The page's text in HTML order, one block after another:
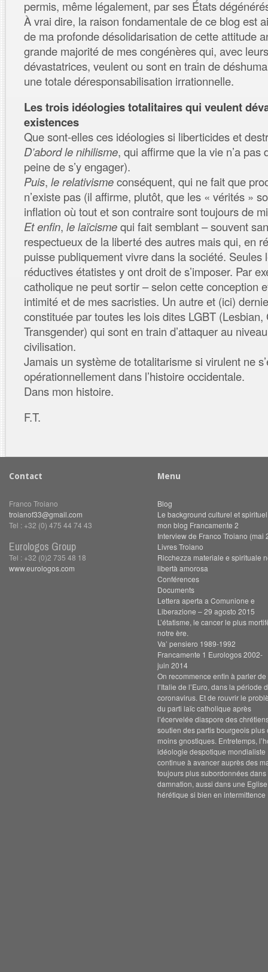
permis, même légalement, par ses États
À vrai dire, la raison fondamentale de ce blog est
de ma profonde désolidarisation de cette attitude
grande majorité de mes congénères qui, avec
dévastatrices, veulent ou sont en train de
une totale déresponsabilisation irrationnelle.
Les trois idéologies totalitaires qui veulent
existences
Que sont-elles ces idéologies si liberticides et
D’abordle nihilisme, qui affirme que la vie n’a pas
peine de s’y engager).
Puis, le relativismeconséquent, qui ne fait que
n’existe pas (il affirme, plutôt, que les « vérités »
inflation où tout et son contraire sont toujours de
Et enfin, le laïcismequi fait semblant – souvent
respectueux de la liberté des autres mais qui, en
puisse publiquement vivre dans la société. Seules
réductives étatistes y ont droit de s’imposer. Par
catholique ne peut sortir – selon cette conception
intimité et de mes sacristies. Un autre et (ici)
constituée par toutes les lois dites LGBT (Lesbian,
Transgender) qui sont en train d’attaquer au
civilisation.
Jamais un système de totalitarisme si virulent ne
opérationnellement dans l’histoire occidentale.
Dans mon histoire.
F.T.
Contact
Franco Troiano
troianof33@gmail.com
Tel : +32 (0) 475 44 74 43
Eurologos Group
Tel : +32 (0)2 735 48 18
www.eurologos.com
Menu
Blog
Le background culturel et
mon blog Francamente 2
Interview de Franco Troiano (mai
Livres Troiano
Ricchezza materiale e spirituale
libertà amorosa
Conférences
Documents
Lettera aperta a Comunione e
Liberazione – 29 agosto 2015
L’étatisme, le cancer le plus
notre ère.
Va’ pensiero 1989-1992
Francamente 1 Eurologos 2002-
juin 2014
On recommence enfin à parler de
l’Italie de l’Euro, dans la période
coronavirus. Et de rouvrir le
du parti laïc catholique après
l’écervelée diaspore des
soutien des partis bourgeois plus
moins gnostiques. Entretemps,
idéologie despotique mondialiste
continue à avancer auprès des
toujours plus subordonnées dans
damnation, aussi dans une Eglise
hérétique si bien en intermittence